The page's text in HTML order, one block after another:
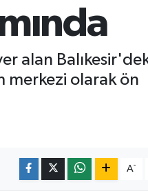
alan
merkezi olarak ön
A-